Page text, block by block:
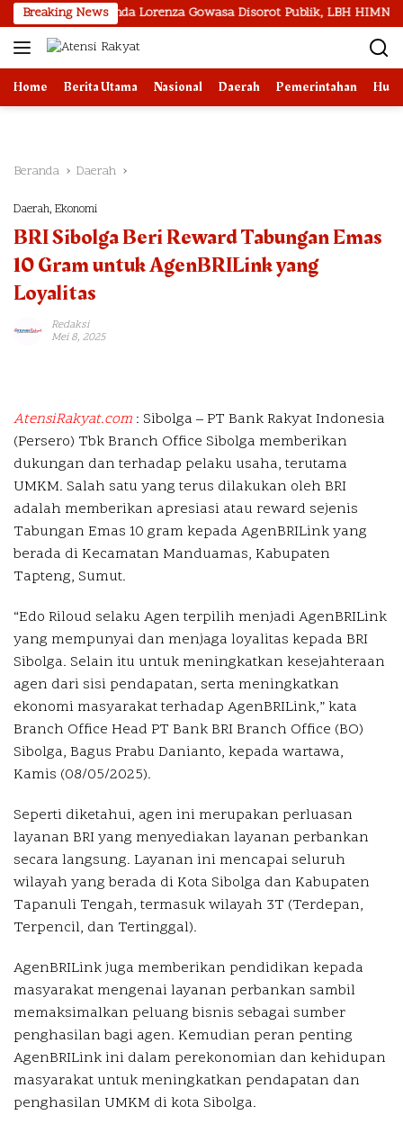
Langsung
ke
konten
Breaking News
Winda Lorenza Gowasa Disorot Publik, LBH HIMNI Sumut
Home Berita Utama Nasional Daerah Pemerintahan
Beranda Daerah
Daerah, Ekonomi
BRI Sibolga Beri Reward Tabungan Emas
10 Gram untuk AgenBRILink yang
Loyalitas
Redaksi
Mei 8, 2025
AtensiRakyat.com : Sibolga – PT Bank Rakyat Indonesia
(Persero) Tbk Branch Office Sibolga memberikan
dukungan dan terhadap pelaku usaha, terutama
UMKM. Salah satu yang terus dilakukan oleh BRI
adalah memberikan apresiasi atau reward sejenis
Tabungan Emas 10 gram kepada AgenBRILink yang
berada di Kecamatan Manduamas, Kabupaten
Tapteng, Sumut.
“Edo Riloud selaku Agen terpilih menjadi AgenBRILink
yang mempunyai dan menjaga loyalitas kepada BRI
Sibolga. Selain itu untuk meningkatkan kesejahteraan
agen dari sisi pendapatan, serta meningkatkan
ekonomi masyarakat terhadap AgenBRILink,” kata
Branch Office Head PT Bank BRI Branch Office (BO)
Sibolga, Bagus Prabu Danianto, kepada wartawa,
Kamis (08/05/2025).
Seperti diketahui, agen ini merupakan perluasan
layanan BRI yang menyediakan layanan perbankan
secara langsung. Layanan ini mencapai seluruh
wilayah yang berada di Kota Sibolga dan Kabupaten
Tapanuli Tengah, termasuk wilayah 3T (Terdepan,
Terpencil, dan Tertinggal).
AgenBRILink juga memberikan pendidikan kepada
masyarakat mengenai layanan perbankan sambil
memaksimalkan peluang bisnis sebagai sumber
penghasilan bagi agen. Kemudian peran penting
AgenBRILink ini dalam perekonomian dan kehidupan
masyarakat untuk meningkatkan pendapatan dan
penghasilan UMKM di kota Sibolga.